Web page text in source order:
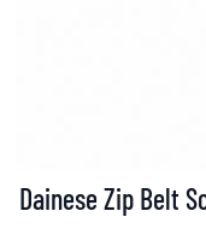
Dainese Zip Belt